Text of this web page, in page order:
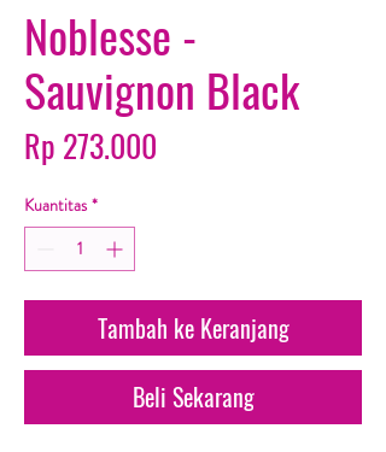
Noblesse -
Sauvignon Black
Rp 273.000
Kuantitas *
Tambah ke Keranjang
Beli Sekarang